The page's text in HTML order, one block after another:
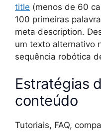
title (menos de 60
100 primeiras
meta description.
um texto alternativo
sequência robótica
Estratégias
conteúdo
Tutoriais, FAQ,